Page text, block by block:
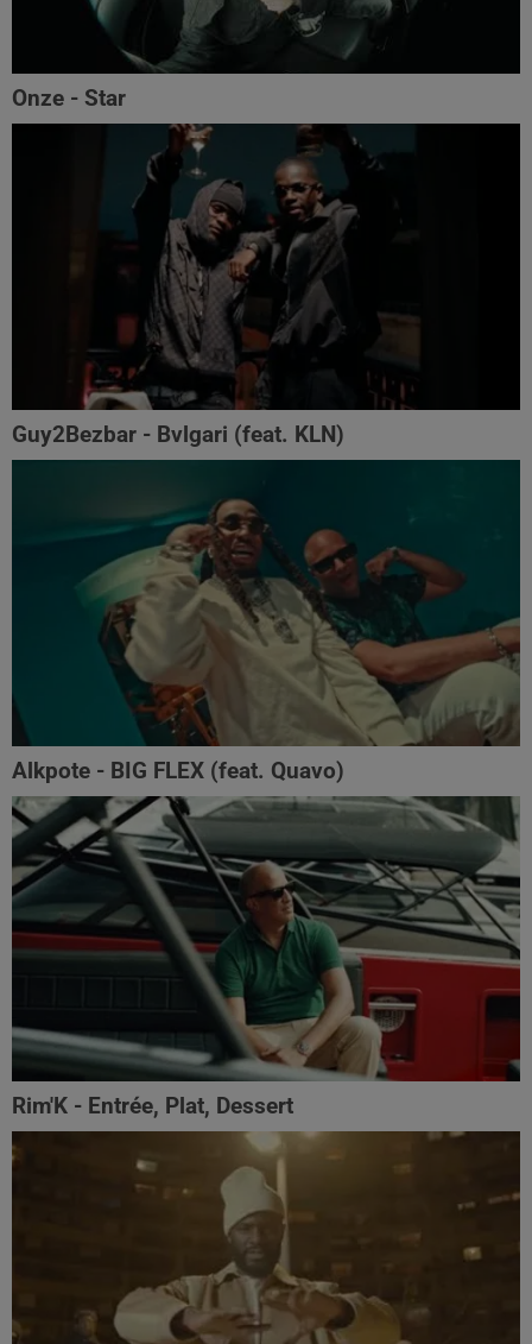
Onze - Star
Guy2Bezbar - Bvlgari (feat. KLN)
Alkpote - BIG FLEX (feat. Quavo)
Rim'K - Entrée, Plat, Dessert